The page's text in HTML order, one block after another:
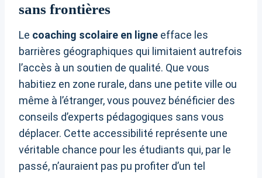
sans frontières
Le coaching scolaire en ligne efface les
barrières géographiques qui limitaient autrefois
l’accès à un soutien de qualité. Que vous
habitiez en zone rurale, dans une petite ville ou
même à l’étranger, vous pouvez bénéficier des
conseils d’experts pédagogiques sans vous
déplacer. Cette accessibilité représente une
véritable chance pour les étudiants qui, par le
passé, n’auraient pas pu profiter d’un tel